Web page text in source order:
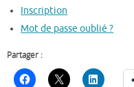
Inscription
Mot de passe oublié ?
Partager :